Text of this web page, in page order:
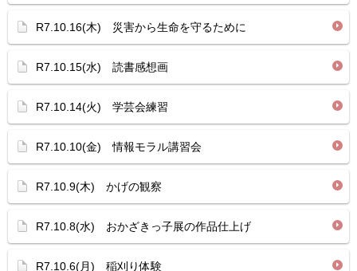
R7.10.16(木) 災害から生命を守るために
R7.10.15(水) 読書感想画
R7.10.14(火) 学芸会練習
R7.10.10(金) 情報モラル講習会
R7.10.9(木) かげの観察
R7.10.8(水) おかざきっ子展の作品仕上げ
R7.10.6(月) 稲刈り体験